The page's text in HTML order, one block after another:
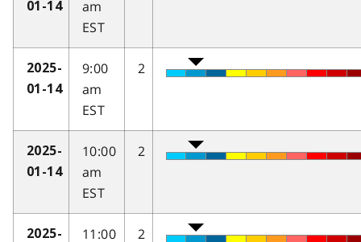
01-14
am
EST
2025-
01-14
9:00
am
EST
2
2025-
01-14
10:00
am
EST
2
2025-
11:00
2